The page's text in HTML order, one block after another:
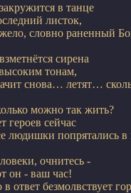
в танце
листок,
словно раненный
сирена
тонам,
снова… летят…
можно так жить?
героев сейчас
людишки попрятались
очнитесь -
он - ваш час!
ответ безмолвствует